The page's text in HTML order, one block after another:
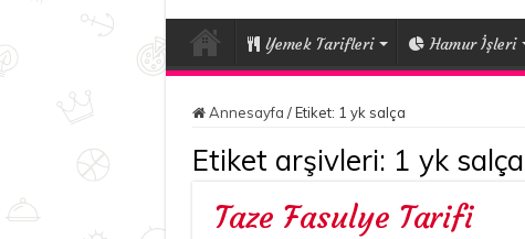
Yemek Tarifleri Hamur İşleri
Annesayfa / Etiket: 1 yk salça
Etiket arşivleri: 1 yk salça
Taze Fasulye Tarifi